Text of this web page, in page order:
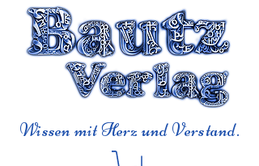
Wissen mit Herz und Verstand.